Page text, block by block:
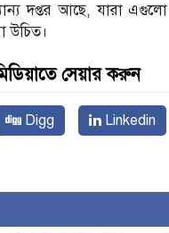
দপ্তর আছে, যারা এগুলো
সেয়ার করুন
Digg Linkedin